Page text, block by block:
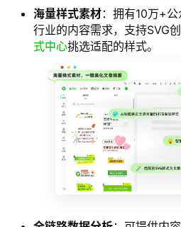
海量样式素材：拥有10万+
行业的内容需求，支持SVG
式中心挑选适配的样式。